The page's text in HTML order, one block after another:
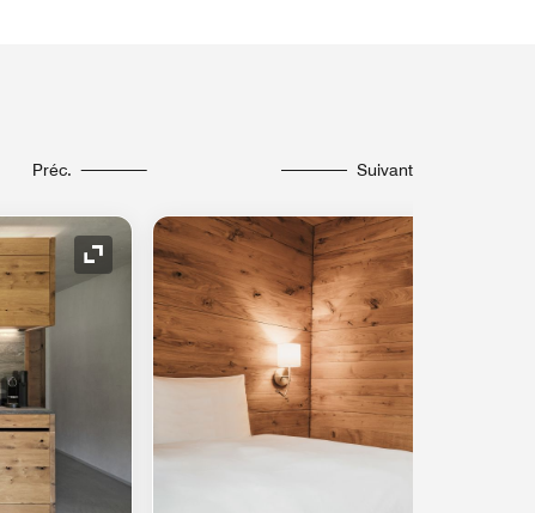
Préc. Suivant
Icône de développement